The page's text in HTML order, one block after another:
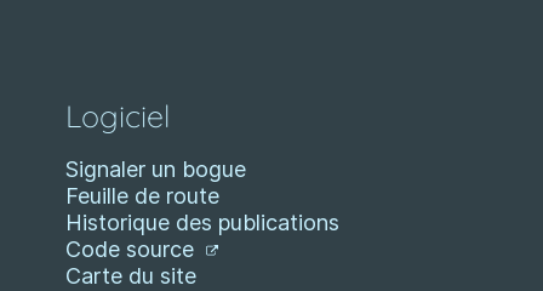
Logiciel
Signaler un bogue
Feuille de route
Historique des publications
Code source
Carte du site